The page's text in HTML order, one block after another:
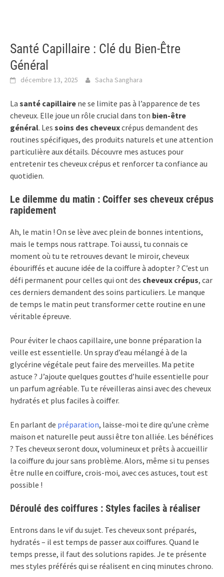
Santé Capillaire : Clé du Bien-Être
Général
décembre 13, 2025 Sacha Sanghara
La santé capillaire ne se limite pas à l’apparence de tes
cheveux. Elle joue un rôle crucial dans ton bien-être
général. Les soins des cheveuxcrépus demandent des
routines spécifiques, des produits naturels et une attention
particulière aux détails. Découvre mes astuces pour
entretenir tes cheveux crépus et renforcer ta confiance au
quotidien.
Le dilemme du matin : Coiffer ses cheveux crépus
rapidement
Ah, le matin ! On se lève avec plein de bonnes intentions,
mais le temps nous rattrape. Toi aussi, tu connais ce
moment où tu te retrouves devant le miroir, cheveux
ébouriffés et aucune idée de la coiffure à adopter ? C’est un
défi permanent pour celles qui ont des cheveux crépus, car
ces derniers demandent des soins particuliers. Le manque
de temps le matin peut transformer cette routine en une
véritable épreuve.
Pour éviter le chaos capillaire, une bonne préparation la
veille est essentielle. Un spray d’eau mélangé à de la
glycérine végétale peut faire des merveilles. Ma petite
astuce ? J’ajoute quelques gouttes d’huile essentielle pour
un parfum agréable. Tu te réveilleras ainsi avec des cheveux
hydratés et plus faciles à coiffer.
En parlant de préparation, laisse-moi te dire qu’une crème
maison et naturelle peut aussi être ton alliée. Les bénéfices
? Tes cheveux seront doux, volumineux et prêts à accueillir
la coiffure du jour sans problème. Alors, même si tu penses
être nulle en coiffure, crois-moi, avec ces astuces, tout est
possible !
Déroulé des coiffures : Styles faciles à réaliser
Entrons dans le vif du sujet. Tes cheveux sont préparés,
hydratés – il est temps de passer aux coiffures. Quand le
temps presse, il faut des solutions rapides. Je te présente
mes styles préférés qui se réalisent en cinq minutes chrono.